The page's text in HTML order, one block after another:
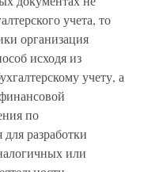
учета, то
организация
исходя из
учету, а
по
разработки
или